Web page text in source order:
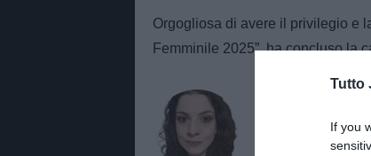
Tutto
If you
Orgogliosa di avere il privilegio e
Femminile 2025”, ha concluso la
Alessandra